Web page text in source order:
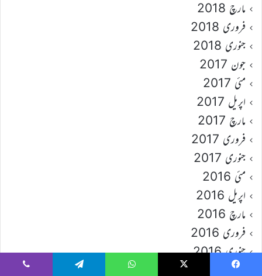
مارچ 2018
فروری 2018
جنوری 2018
جون 2017
مئی 2017
اپریل 2017
مارچ 2017
فروری 2017
جنوری 2017
مئی 2016
اپریل 2016
مارچ 2016
فروری 2016
جنوری 2016
مارچ 17